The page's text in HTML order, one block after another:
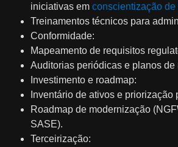
iniciativas em conscientização
Treinamentos técnicos para
Conformidade:
Mapeamento de requisitos
Auditorias periódicas e planos de
Investimento e roadmap:
Inventário de ativos e priorização
Roadmap de modernização
SASE).
Terceirização: